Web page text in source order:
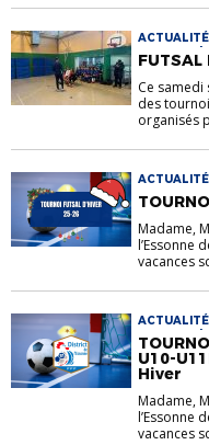
DISTRICT |
FUTSAL
Ce
des
organisés
Madame,
l’Essonne
vacances
DISTRICT |
U10-
Hiver
Madame,
l’Essonne
vacances